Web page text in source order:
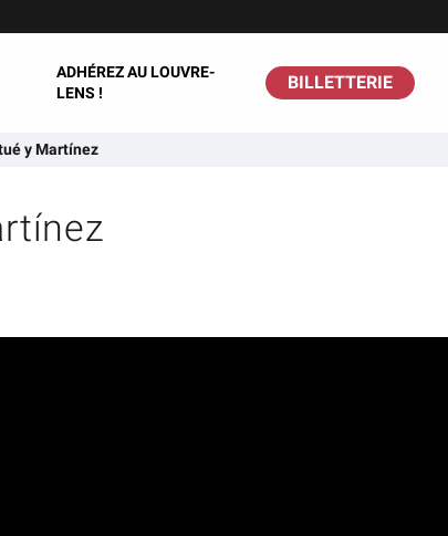
ADHÉREZ AU LOUVRE-
LENS !
BILLETTERIE
y Martínez